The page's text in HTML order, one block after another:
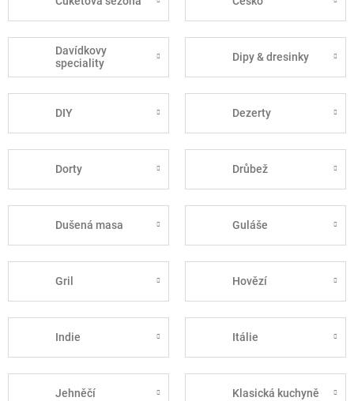
Davídkovy
speciality
Dipy & dresinky
DIY Dezerty
Dorty Drůbež
Dušená masa Guláše
Gril Hovězí
Indie Itálie
Jehněčí Klasická kuchyně